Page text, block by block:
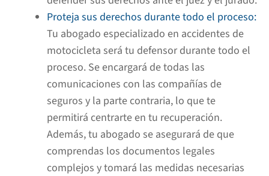
Proteja sus derechos durante todo el proceso:
Tu abogado especializado en accidentes de
motocicleta será tu defensor durante todo el
proceso. Se encargará de todas las
comunicaciones con las compañías de
seguros y la parte contraria, lo que te
permitirá centrarte en tu recuperación.
Además, tu abogado se asegurará de que
comprendas los documentos legales
complejos y tomará las medidas necesarias